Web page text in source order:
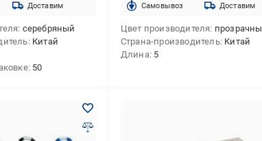
Доставим
серебряный
Китай
50
Cамовывоз Доставим
Цвет производителя
Страна-производитель Китай
Длина 5